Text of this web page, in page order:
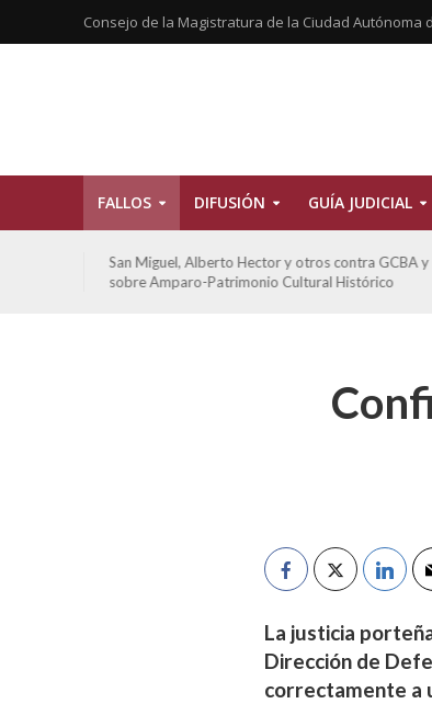
Consejo de la Magistratura de la Ciudad Autónoma
FALLOS DIFUSIÓN GUÍA JUDICIAL
San Miguel, Alberto Hector y otros contra GCBA
sobre Amparo-Patrimonio Cultural Histórico
La justicia
Dirección de
correctamente a